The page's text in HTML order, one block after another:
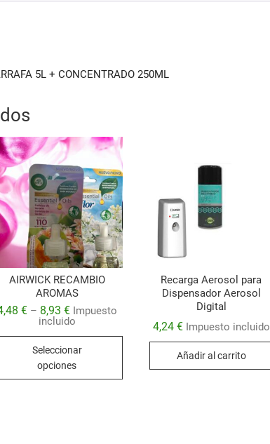
5L + CONCENTRADO 250ML
AIRWICK RECAMBIO
AROMAS
€– 8,93 € Impuesto
incluido
Seleccionar
opciones
Este
Recarga Aerosol para
Dispensador Aerosol
Digital
4,24 € Impuesto incluido
Añadir al carrito